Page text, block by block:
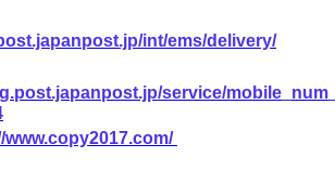
int/ems/delivery/
service/
www.copy2017.com/